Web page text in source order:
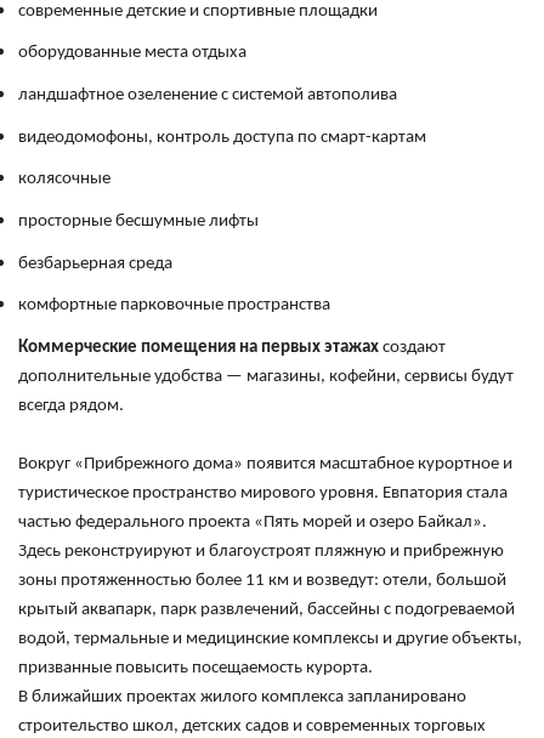
современные детские и спортивные площадки
оборудованные места отдыха
ландшафтное озеленение с системой автополива
видеодомофоны, контроль доступа по смарт-картам
колясочные
просторные бесшумные лифты
безбарьерная среда
комфортные парковочные пространства
Коммерческие помещения на первых этажах создают
дополнительные удобства — магазины, кофейни, сервисы будут
всегда рядом.
Вокруг «Прибрежного дома» появится масштабное курортное и
туристическое пространство мирового уровня. Евпатория стала
частью федерального проекта «Пять морей и озеро Байкал».
Здесь реконструируют и благоустроят пляжную и прибрежную
зоны протяженностью более 11 км и возведут: отели, большой
крытый аквапарк, парк развлечений, бассейны с подогреваемой
водой, термальные и медицинские комплексы и другие объекты,
призванные повысить посещаемость курорта.
В ближайших проектах жилого комплекса запланировано
строительство школ, детских садов и современных торговых